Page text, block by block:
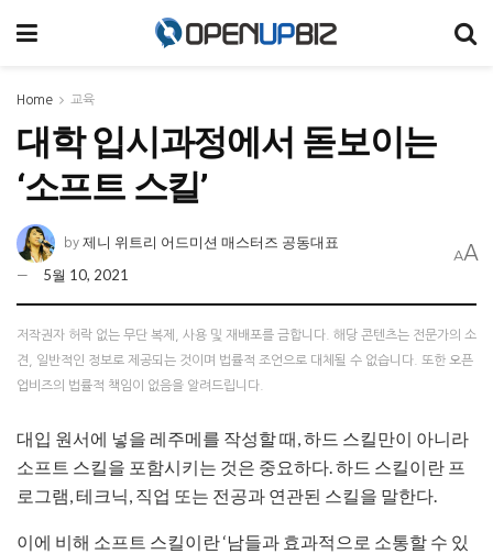
Home 교육
대학 입시과정에서 돋보이는
‘소프트 스킬’
by 제니 위트리 어드미션 매스터즈 공동대표
5월 10, 2021
AA
저작권자 허락 없는 무단 복제, 사용 및 재배포를 금합니다. 해당 콘텐츠는 전문가의 소
견, 일반적인 정보로 제공되는 것이며 법률적 조언으로 대체될 수 없습니다. 또한 오픈
업비즈의 법률적 책임이 없음을 알려드립니다.
대입 원서에 넣을 레주메를 작성할 때, 하드 스킬만이 아니라
소프트 스킬을 포함시키는 것은 중요하다. 하드 스킬이란 프
로그램, 테크닉, 직업 또는 전공과 연관된 스킬을 말한다.
이에 비해 소프트 스킬이란 ‘남들과 효과적으로 소통할 수 있